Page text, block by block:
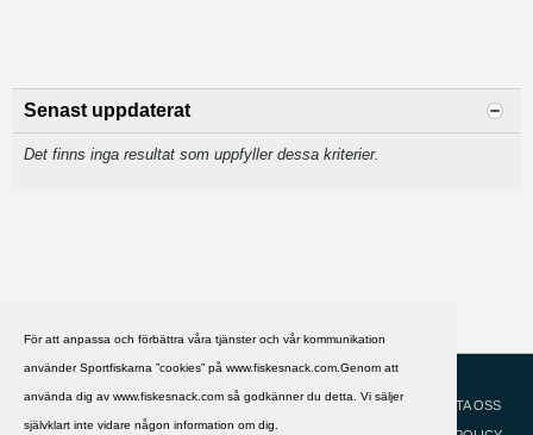
För att anpassa och förbättra våra tjänster och vår kommunikation
använder Sportfiskarna ”cookies” på www.fiskesnack.com.Genom att
använda dig av www.fiskesnack.com så godkänner du detta. Vi säljer
självklart inte vidare någon information om dig.
Senast uppdaterat
Det finns inga resultat som uppfyller dessa kriterier.
HJÄLP
KONTAKTA OSS